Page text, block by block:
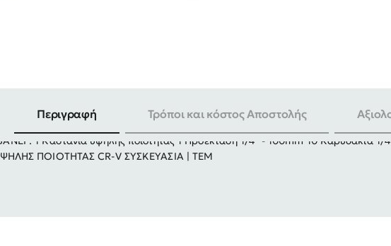
Περιγραφή Τρόποι και κόστος Αποστολής
: 1 Καστάνια υψηλής ποιότητας 1 Προέκταση 1/4" - 100mm 10 Καρυδάκια 1/
ΠΟΙΟΤΗΤΑΣ CR-V ΣΥΣΚΕΥΑΣΙΑ | ΤΕΜ